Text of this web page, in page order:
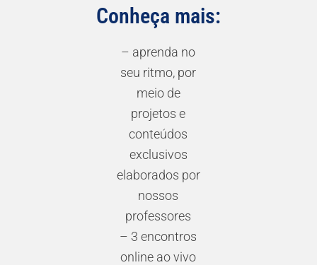
Conheça mais:
– aprenda no
seu ritmo, por
meio de
projetos e
conteúdos
exclusivos
elaborados por
nossos
professores
– 3 encontros
online ao vivo